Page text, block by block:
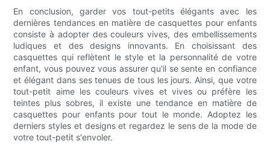
En conclusion, garder vos tout-petits élégants avec les
dernières tendances en matière de casquettes pour enfants
consiste à adopter des couleurs vives, des embellissements
ludiques et des designs innovants. En choisissant des
casquettes qui reflètent le style et la personnalité de votre
enfant, vous pouvez vous assurer qu'il se sente en confiance
et élégant dans ses tenues de tous les jours. Ainsi, que votre
tout-petit aime les couleurs vives et vives ou préfère les
teintes plus sobres, il existe une tendance en matière de
casquettes pour enfants pour tout le monde. Adoptez les
derniers styles et designs et regardez le sens de la mode de
votre tout-petit s'envoler.